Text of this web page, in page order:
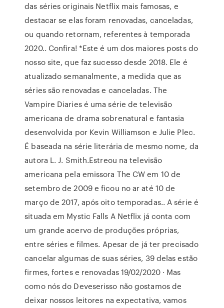
das séries originais Netflix mais famosas, e
destacar se elas foram renovadas, canceladas,
ou quando retornam, referentes à temporada
2020.. Confira! *Este é um dos maiores posts do
nosso site, que faz sucesso desde 2018. Ele é
atualizado semanalmente, a medida que as
séries são renovadas e canceladas. The
Vampire Diaries é uma série de televisão
americana de drama sobrenatural e fantasia
desenvolvida por Kevin Williamson e Julie Plec.
É baseada na série literária de mesmo nome, da
autora L. J. Smith.Estreou na televisão
americana pela emissora The CW em 10 de
setembro de 2009 e ficou no ar até 10 de
março de 2017, após oito temporadas.. A série é
situada em Mystic Falls A Netflix já conta com
um grande acervo de produções próprias,
entre séries e filmes. Apesar de já ter precisado
cancelar algumas de suas séries, 39 delas estão
firmes, fortes e renovadas 19/02/2020 · Mas
como nós do Deveserisso não gostamos de
deixar nossos leitores na expectativa, vamos